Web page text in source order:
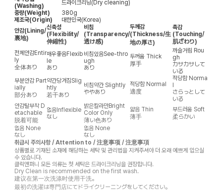
(Washing)
드라이크리닝(Dry cleaning)
중량(Weight)
380g
제조국(Origin)
대한민국(Korea)
안감(Lining/
裏地)
신축성
(Flexibility/
伸縮性)
비침
(Transparency/
透け感)
두께감
(Thickness/生
地の厚さ)
촉감
(Touching/
肌ざわり)
전체안감Entir
ly
全体あり
매우좋음Flexib
le
あり
비침있음See-thro
ugh
あり
두꺼움 Thick
厚手
까슬거림 Rou
gh
カサカサして
いる
부분안감 Part
ially
部分あり
약간당겨짐Slig
htly
若干あり
비침약간 Slightly
ややあり
적당함 Normal
適度
적당함 Norma
l
さらっとして
いる
안감탈부착 D
etachable
脱着可能
없음Inflexible
なし
밝은칼라만Bright
Color Only
薄い色あり
얇음 Thin
薄手
부드러움 Soft
柔らかい
없음 None
なし
없음 None
なし
취급시 주의사항 / Attention to / 注意事项 / 注意事項
상품별로 기재된 소재에 해당하는 세탁 및 관리법을 지켜주셔야 더 오래 예쁘게 입으실
수 있습니다.
클릭앤퍼니 모든 의류는 첫 세탁은 드라이크리닝을 권장합니다.
Dry Clean is recommended on the first wash.
建议在第一次洗涤时使用干洗。
最初の洗濯は専門店にてドライクリーニングをしてください。